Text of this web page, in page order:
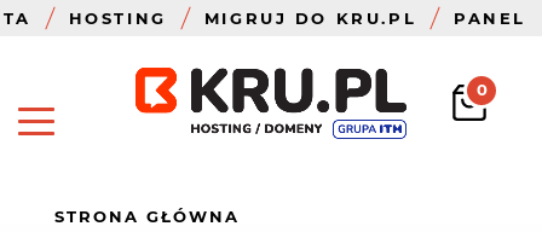
HOSTING MIGRUJ DO KRU.PL PANEL
0
STRONA GŁÓWNA